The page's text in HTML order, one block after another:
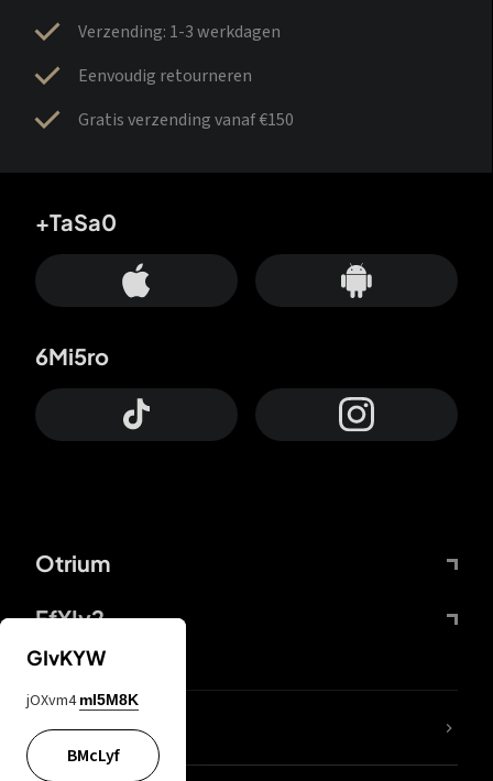
Verzending: 1-3 werkdagen
Eenvoudig retourneren
Gratis verzending vanaf €150
Otrium
FfYIy2
+TaSa0
6Mi5ro
KIjvtr
GIvKYW
jOXvm4 mI5M8K
BMcLyf